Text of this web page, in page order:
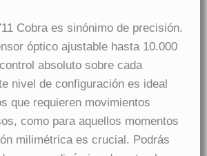
Cobra es sinónimo de precisión.
óptico ajustable hasta 10.000
absoluto sobre cada
nivel de configuración es ideal
que requieren movimientos
como para aquellos momentos
milimétrica es crucial. Podrás